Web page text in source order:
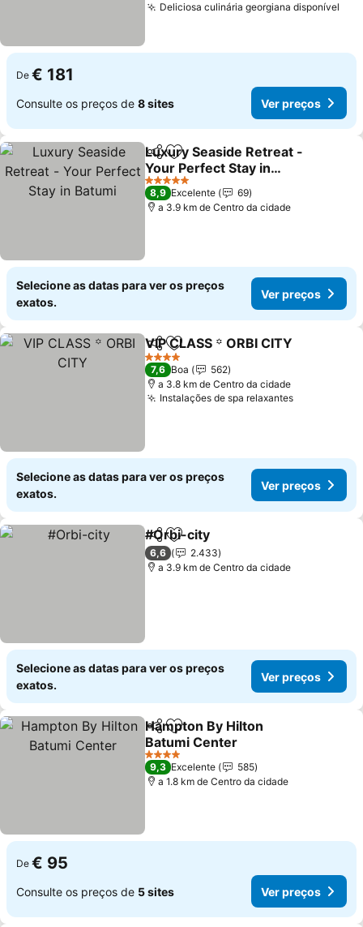
Deliciosa culinária georgiana disponível
De € 181
Consulte os preços de 8 sites Ver preços
PartilharAdicionar aos favoritos
Luxury Seaside Retreat -
Your Perfect Stay in
Batumi
Ver preços
5 Estrelas
8,9 Excelente
69
a 3.9 km de Centro da cidade
Selecione as datas para ver os preços
exatos.
Ver preços
PartilharAdicionar aos favoritos
VIP CLASS ꙳ ORBI CITY
4 Estrelas
7,6 Boa
562
a 3.8 km de Centro da cidade
Instalações de spa relaxantesVer preços
Selecione as datas para ver os preços
exatos.
Ver preços
PartilharAdicionar aos favoritos
#Orbi-city
6,6
2.433
a 3.9 km de Centro da cidade
Selecione as datas para ver os preços
exatos.
Ver preços
PartilharAdicionar aos favoritos
Hampton By Hilton
Batumi Center
Ver preços
4 Estrelas
9,3 Excelente
585
a 1.8 km de Centro da cidade
De € 95
Consulte os preços de 5 sites Ver preços